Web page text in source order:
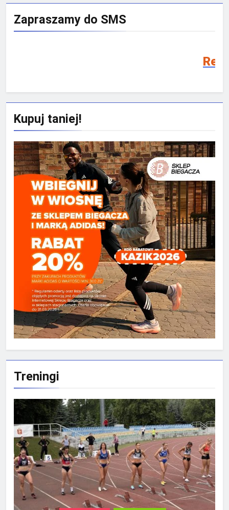
Zapraszamy do SMS
Rekrutacja SMS
Kupuj taniej!
Treningi